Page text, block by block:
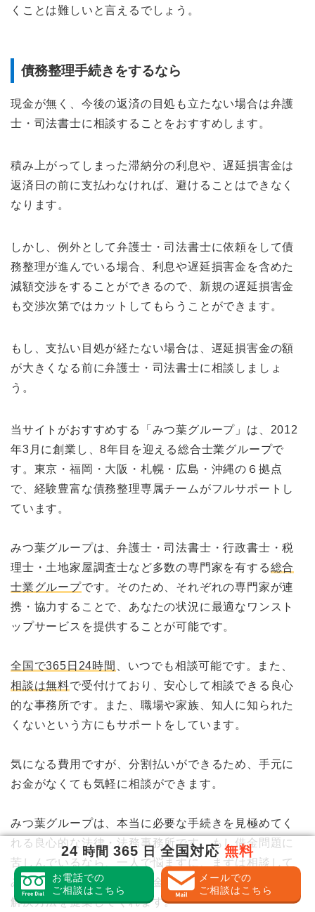
くことは難しいと言えるでしょう。
債務整理手続きをするなら
現金が無く、今後の返済の目処も立たない場合は弁護
士・司法書士に相談することをおすすめします。
積み上がってしまった滞納分の利息や、遅延損害金は
返済日の前に支払わなければ、避けることはできなく
なります。
しかし、例外として弁護士・司法書士に依頼をして債
務整理が進んでいる場合、利息や遅延損害金を含めた
減額交渉をすることができるので、新規の遅延損害金
も交渉次第ではカットしてもらうことができます。
もし、支払い目処が経たない場合は、遅延損害金の額
が大きくなる前に弁護士・司法書士に相談しましょ
う。
当サイトがおすすめする「みつ葉グループ」は、2012
年3月に創業し、8年目を迎える総合士業グループで
す。東京・福岡・大阪・札幌・広島・沖縄の６拠点
で、経験豊富な債務整理専属チームがフルサポートし
ています。
みつ葉グループは、弁護士・司法書士・行政書士・税
理士・土地家屋調査士など多数の専門家を有する総合
士業グループです。そのため、それぞれの専門家が連
携・協力することで、あなたの状況に最適なワンスト
ップサービスを提供することが可能です。
全国で365日24時間
、いつでも相談可能です。また、
相談は無料で受付けており、安心して相談できる良心
的な事務所です。また、職場や家族、知人に知られた
くないという方にもサポートをしています。
気になる費用ですが、分割払いができるため、手元に
お金がなくても気軽に相談ができます。
みつ葉グループは、本当に必要な手続きを見極めてく
れる良心的な法律・法務事務所です。もし借金問題に
苦しんでいるなら、一人で悩ますに、まずは相談して
みてください。あなたの借金の状況に合った、最善の
解決方法を提案してくれます。
24時間 365 日全国対応 無料
お電話での
ご相談はこちら
メールでの
ご相談はこちら